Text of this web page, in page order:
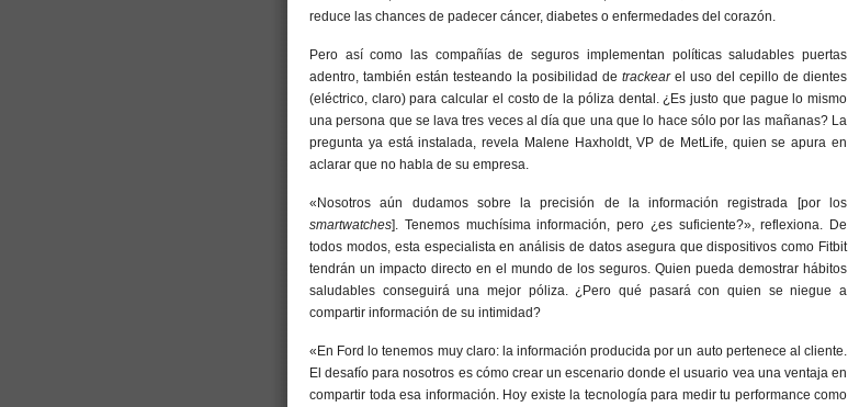
reduce las chances de padecer cáncer, diabetes o enfermedades del corazón.
Pero así como las compañías de seguros implementan políticas saludables puertas
adentro, también están testeando la posibilidad de trackearel uso del cepillo de dientes
(eléctrico, claro) para calcular el costo de la póliza dental. ¿Es justo que pague lo mismo
una persona que se lava tres veces al día que una que lo hace sólo por las mañanas? La
pregunta ya está instalada, revela Malene Haxholdt, VP de MetLife, quien se apura en
aclarar que no habla de su empresa.
«Nosotros aún dudamos sobre la precisión de la información registrada [por los
smartwatches]. Tenemos muchísima información, pero ¿es suficiente?», reflexiona. De
todos modos, esta especialista en análisis de datos asegura que dispositivos como Fitbit
tendrán un impacto directo en el mundo de los seguros. Quien pueda demostrar hábitos
saludables conseguirá una mejor póliza. ¿Pero qué pasará con quien se niegue a
compartir información de su intimidad?
«En Ford lo tenemos muy claro: la información producida por un auto pertenece al cliente.
El desafío para nosotros es cómo crear un escenario donde el usuario vea una ventaja en
compartir toda esa información. Hoy existe la tecnología para medir tu performance como